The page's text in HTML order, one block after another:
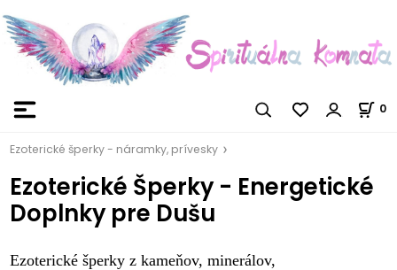
0
Ezoterické šperky - náramky, prívesky
Ezoterické Šperky - Energetické
Doplnky pre Dušu
Ezoterické šperky z kameňov, minerálov,